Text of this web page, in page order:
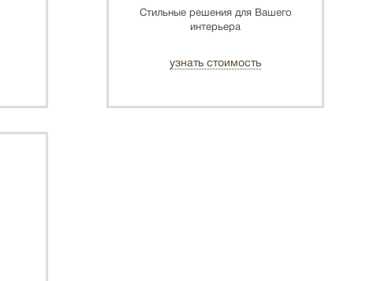
Стильные решения для Вашего
интерьера
узнать стоимость